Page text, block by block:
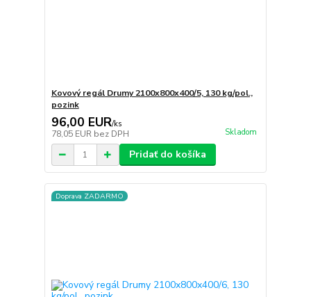
Kovový regál Drumy 2100x800x400/5, 130 kg/pol.,
pozink
96,00 EUR/ks
78,05 EUR bez DPH Skladom
Pridať do košíka
Doprava ZADARMO